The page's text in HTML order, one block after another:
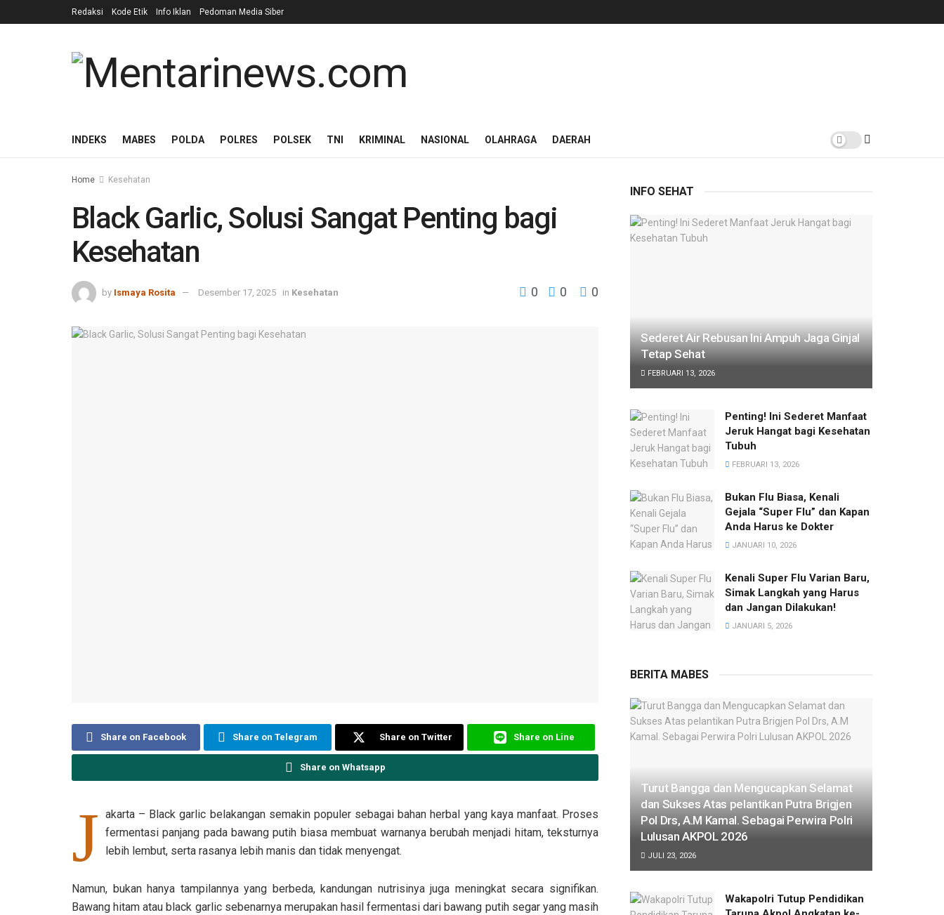
Redaksi Kode Etik Info Iklan Pedoman Media Siber
INDEKS MABES POLDA POLRES POLSEK TNI KRIMINAL NASIONAL OLAHRAGA DAERAH
Home Kesehatan
Black Garlic, Solusi Sangat Penting bagi
Kesehatan
by Ismaya Rosita Desember 17, 2025 in Kesehatan 0 0 0
Share on Facebook Share on Telegram Share on Twitter Share on Line
Share on Whatsapp
J akarta – Black garlic belakangan semakin populer sebagai bahan herbal yang kaya manfaat. Proses
fermentasi panjang pada bawang putih biasa membuat warnanya berubah menjadi hitam, teksturnya
lebih lembut, serta rasanya lebih manis dan tidak menyengat.
Namun, bukan hanya tampilannya yang berbeda, kandungan nutrisinya juga meningkat secara signifikan.
Bawang hitam atau black garlic sebenarnya merupakan hasil fermentasi dari bawang putih segar yang masih
INFO SEHAT
Sederet Air Rebusan Ini Ampuh Jaga Ginjal
Tetap Sehat
FEBRUARI 13, 2026
Penting! Ini Sederet Manfaat
Jeruk Hangat bagi Kesehatan
Tubuh
FEBRUARI 13, 2026
Bukan Flu Biasa, Kenali
Gejala “Super Flu” dan Kapan
Anda Harus ke Dokter
JANUARI 10, 2026
Kenali Super Flu Varian Baru,
Simak Langkah yang Harus
dan Jangan Dilakukan!
JANUARI 5, 2026
BERITA MABES
Turut Bangga dan Mengucapkan Selamat
dan Sukses Atas pelantikan Putra Brigjen
Pol Drs, A.M Kamal. Sebagai Perwira Polri
Lulusan AKPOL 2026
JULI 23, 2026
Wakapolri Tutup Pendidikan